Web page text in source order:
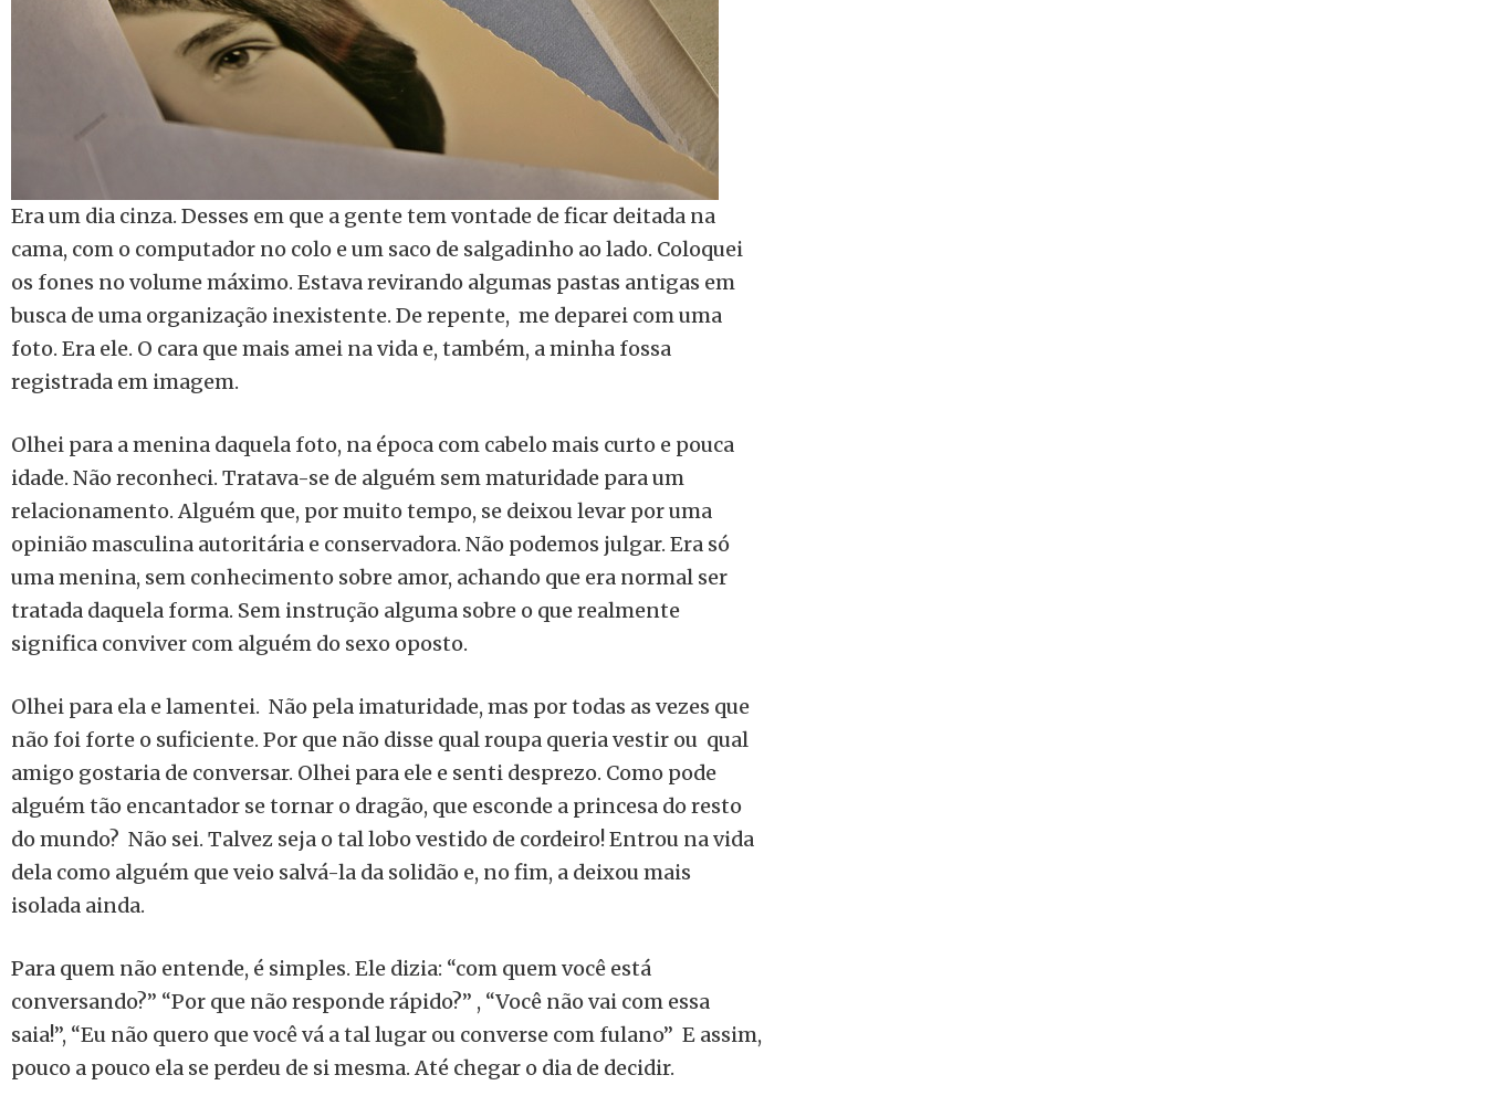
Era um dia cinza. Desses em que a gente tem vontade de ficar deitada na
cama, com o computador no colo e um saco de salgadinho ao lado. Coloquei
os fones no volume máximo. Estava revirando algumas pastas antigas em
busca de uma organização inexistente. De repente, me deparei com uma
foto. Era ele. O cara que mais amei na vida e, também, a minha fossa
registrada em imagem.
Olhei para a menina daquela foto, na época com cabelo mais curto e pouca
idade. Não reconheci. Tratava-se de alguém sem maturidade para um
relacionamento. Alguém que, por muito tempo, se deixou levar por uma
opinião masculina autoritária e conservadora. Não podemos julgar. Era só
uma menina, sem conhecimento sobre amor, achando que era normal ser
tratada daquela forma. Sem instrução alguma sobre o que realmente
significa conviver com alguém do sexo oposto.
Olhei para ela e lamentei. Não pela imaturidade, mas por todas as vezes que
não foi forte o suficiente. Por que não disse qual roupa queria vestir ou qual
amigo gostaria de conversar. Olhei para ele e senti desprezo. Como pode
alguém tão encantador se tornar o dragão, que esconde a princesa do resto
do mundo? Não sei. Talvez seja o tal lobo vestido de cordeiro! Entrou na vida
dela como alguém que veio salvá-la da solidão e, no fim, a deixou mais
isolada ainda.
Para quem não entende, é simples. Ele dizia: “com quem você está
conversando?” “Por que não responde rápido?” , “Você não vai com essa
saia!”, “Eu não quero que você vá a tal lugar ou converse com fulano” E assim,
pouco a pouco ela se perdeu de si mesma. Até chegar o dia de decidir.